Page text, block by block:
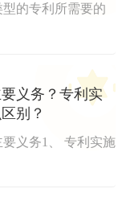
的专利所需要的
义务？专利实
别？
义务1、 专利实施